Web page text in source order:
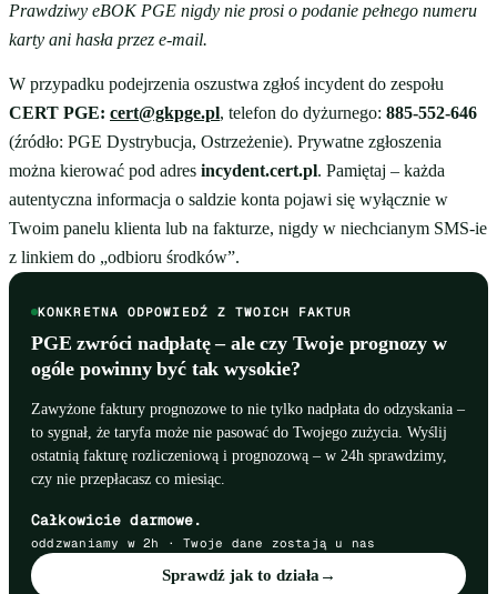
Prawdziwy eBOK PGE nigdy nie prosi o podanie pełnego numeru
karty ani hasła przez e-mail.
W przypadku podejrzenia oszustwa zgłoś incydent do zespołu
CERT PGE: cert@gkpge.pl, telefon do dyżurnego: 885-552-646
(źródło: PGE Dystrybucja, Ostrzeżenie). Prywatne zgłoszenia
można kierować pod adres incydent.cert.pl. Pamiętaj – każda
autentyczna informacja o saldzie konta pojawi się wyłącznie w
Twoim panelu klienta lub na fakturze, nigdy w niechcianym SMS-ie
z linkiem do „odbioru środków”.
KONKRETNA ODPOWIEDŹ Z TWOICH FAKTUR
PGE zwróci nadpłatę – ale czy Twoje prognozy w
ogóle powinny być tak wysokie?
Zawyżone faktury prognozowe to nie tylko nadpłata do odzyskania –
to sygnał, że taryfa może nie pasować do Twojego zużycia. Wyślij
ostatnią fakturę rozliczeniową i prognozową – w 24h sprawdzimy,
czy nie przepłacasz co miesiąc.
Sprawdź jak to działa →
Całkowicie darmowe.
oddzwaniamy w 2h · Twoje dane zostają u nas